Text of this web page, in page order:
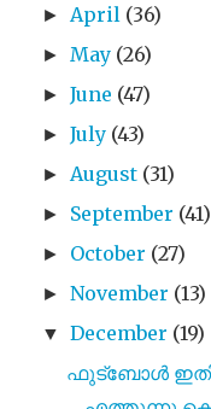
► April (36)
► May (26)
►June (47)
►July (43)
► August (31)
► September (41)
► October (27)
►November (13)
▼ December (19)
ഫുട്ബോൾ